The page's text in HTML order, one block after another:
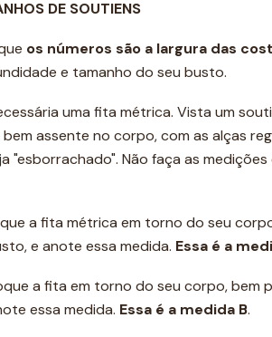
DE SOUTIENS
os números são a largura das
e tamanho do seu busto.
uma fita métrica. Vista um
assente no corpo, com as alças
"esborrachado". Não faça as
a fita métrica em torno do seu
e anote essa medida. Essa é a
a fita em torno do seu corpo, bem
essa medida. Essa é a medida B.